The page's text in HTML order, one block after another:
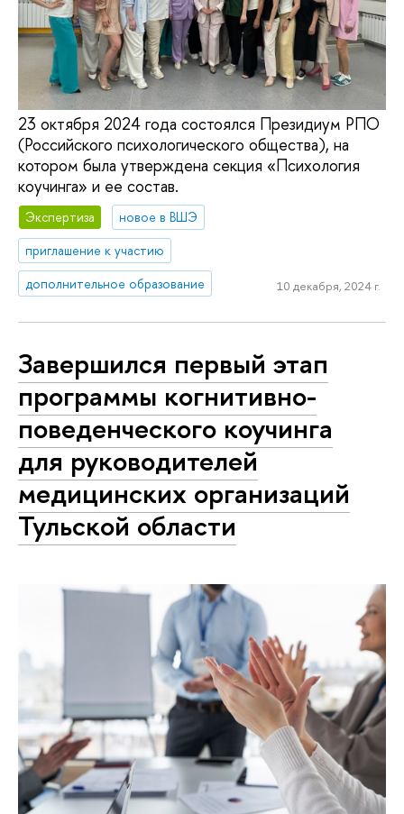
23 октября 2024 года состоялся Президиум РПО
(Российского психологического общества), на
котором была утверждена секция «Психология
коучинга» и ее состав.
Экспертиза
новое в ВШЭ
приглашение к участию
дополнительное образование
10 декабря, 2024 г.
Завершился первый этап
программы когнитивно-
поведенческого коучинга
для руководителей
медицинских организаций
Тульской области